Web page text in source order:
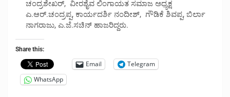
ಚಂದ್ರಶೇಖರ್, ವೀರಶೈವ ಲಿಂಗಾಯತ ಸಮಾಜ ಅಧ್ಯಕ್ಷ
ಎ.ಆರ್.ಚಂದ್ರಪ್ಪ, ಕಾರ್ಯದರ್ಶಿ ನಂದೀಶ್, ಗೌಡಿಕೆ ಶಿವಪ್ಪ, ಬಿರ್ಲಾ
ನಾಗರಾಜು, ಎ.ಜೆ.ಸಚಿನ್ ಹಾಜರಿದ್ದರು.
Share this:
Email
Telegram
WhatsApp